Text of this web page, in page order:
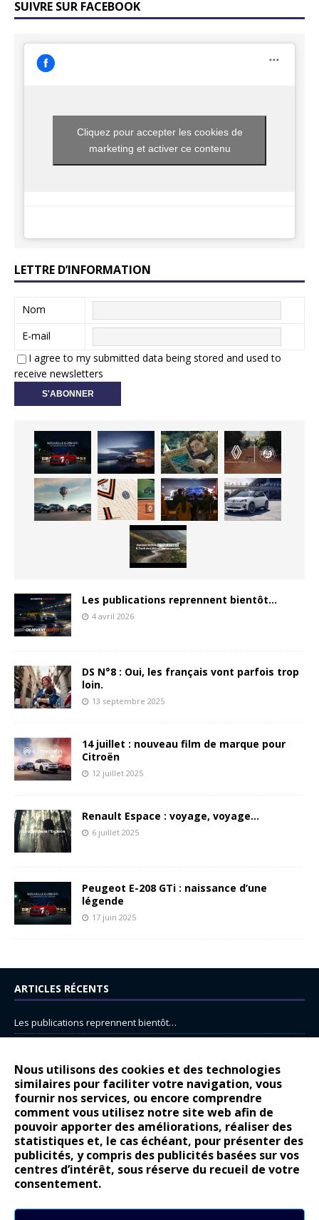
Nous utilisons des cookies et des technologies
similaires pour faciliter votre navigation, vous
fournir nos services, ou encore comprendre
comment vous utilisez notre site web afin de
pouvoir apporter des améliorations, réaliser des
statistiques et, le cas échéant, pour présenter des
publicités, y compris des publicités basées sur vos
centres d’intérêt, sous réserve du recueil de votre
consentement.
SUIVRE SUR FACEBOOK
Cliquez pour accepter les cookies de
marketing et activer ce contenu
LETTRE D’INFORMATION
Nom
E-mail
I agree to my submitted data being stored and used to
receive newsletters
Les publications reprennent bientôt…
4 avril 2026
DS N°8 : Oui, les français vont parfois trop
loin.
13 septembre 2025
14 juillet : nouveau film de marque pour
Citroën
12 juillet 2025
Renault Espace : voyage, voyage…
6 juillet 2025
Peugeot E-208 GTi : naissance d’une
légende
17 juin 2025
ARTICLES RÉCENTS
Les publications reprennent bientôt…
14 juillet : nouveau film de marque pour Citroën
Renault Espace : voyage, voyage…
Peugeot E-208 GTi : naissance d’une légende
COMMENTAIRES RÉCENTS
Bernard DardartdansDacia Sandero : pour les gens vrais